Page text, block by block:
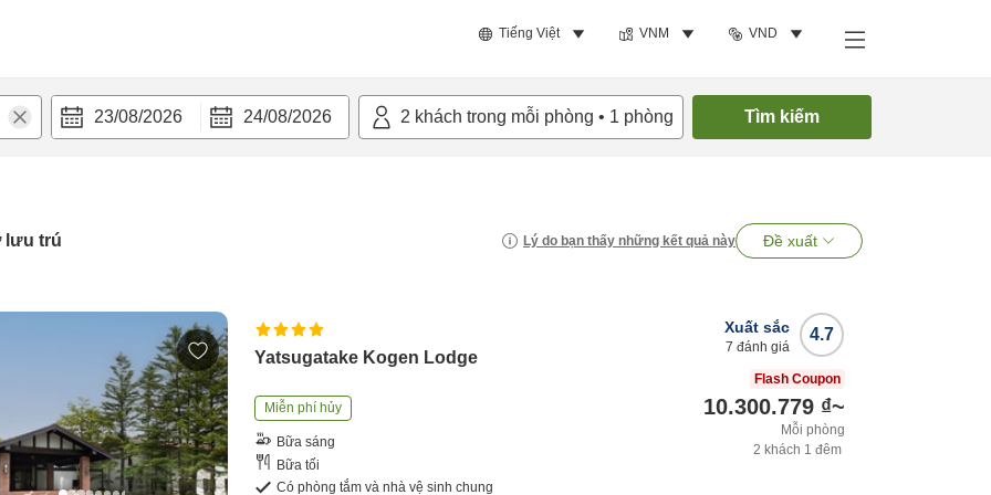
Tiếng Việt VNM VND
23/08/2026 24/08/2026 2 khách trong mỗi phòng • 1 phòng Tìm kiếm
lưu trú Lý do bạn thấy những kết quả này Đề xuất
Yatsugatake Kogen Lodge
Miễn phí hủy
Bữa sáng
Bữa tối
Có phòng tắm và nhà vệ sinh chung
4.7
Xuất sắc
7 đánh giá
Flash Coupon
10.300.779 ₫~
Mỗi phòng
2 khách 1 đêm